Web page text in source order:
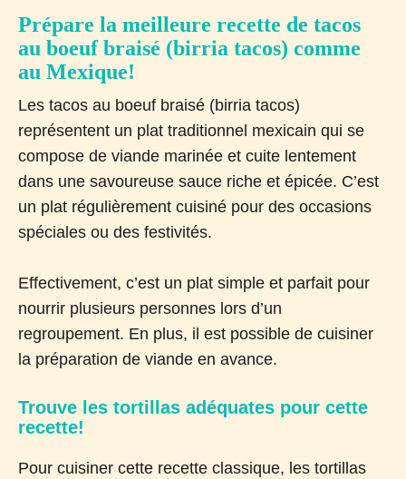
Prépare la meilleure recette de tacos
au boeuf braisé (birria tacos) comme
au Mexique!
Les tacos au boeuf braisé (birria tacos)
représentent un plat traditionnel mexicain qui se
compose de viande marinée et cuite lentement
dans une savoureuse sauce riche et épicée. C’est
un plat régulièrement cuisiné pour des occasions
spéciales ou des festivités.
Effectivement, c’est un plat simple et parfait pour
nourrir plusieurs personnes lors d’un
regroupement. En plus, il est possible de cuisiner
la préparation de viande en avance.
Trouve les tortillas adéquates pour cette
recette!
Pour cuisiner cette recette classique, les tortillas